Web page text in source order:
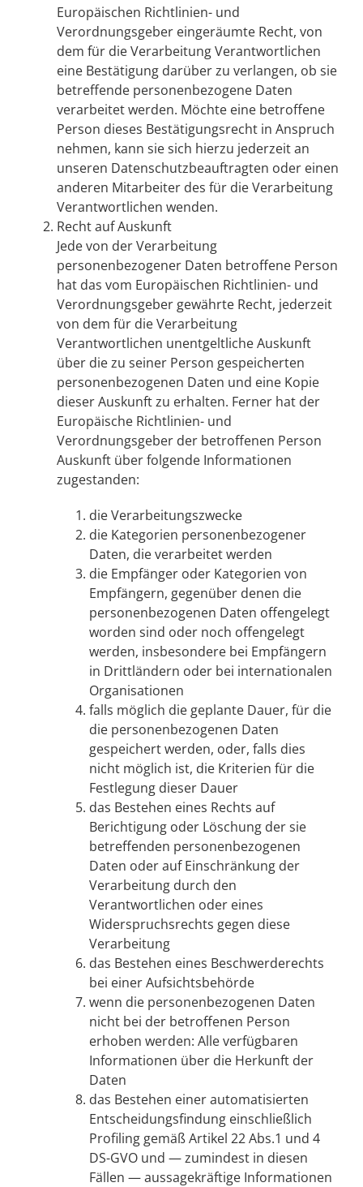
Europäischen Richtlinien- und
Verordnungsgeber eingeräumte Recht, von
dem für die Verarbeitung Verantwortlichen
eine Bestätigung darüber zu verlangen, ob sie
betreffende personenbezogene Daten
verarbeitet werden. Möchte eine betroffene
Person dieses Bestätigungsrecht in Anspruch
nehmen, kann sie sich hierzu jederzeit an
unseren Datenschutzbeauftragten oder einen
anderen Mitarbeiter des für die Verarbeitung
Verantwortlichen wenden.
Recht auf Auskunft
Jede von der Verarbeitung
personenbezogener Daten betroffene Person
hat das vom Europäischen Richtlinien- und
Verordnungsgeber gewährte Recht, jederzeit
von dem für die Verarbeitung
Verantwortlichen unentgeltliche Auskunft
über die zu seiner Person gespeicherten
personenbezogenen Daten und eine Kopie
dieser Auskunft zu erhalten. Ferner hat der
Europäische Richtlinien- und
Verordnungsgeber der betroffenen Person
Auskunft über folgende Informationen
zugestanden:
die Verarbeitungszwecke
die Kategorien personenbezogener
Daten, die verarbeitet werden
die Empfänger oder Kategorien von
Empfängern, gegenüber denen die
personenbezogenen Daten offengelegt
worden sind oder noch offengelegt
werden, insbesondere bei Empfängern
in Drittländern oder bei internationalen
Organisationen
falls möglich die geplante Dauer, für die
die personenbezogenen Daten
gespeichert werden, oder, falls dies
nicht möglich ist, die Kriterien für die
Festlegung dieser Dauer
das Bestehen eines Rechts auf
Berichtigung oder Löschung der sie
betreffenden personenbezogenen
Daten oder auf Einschränkung der
Verarbeitung durch den
Verantwortlichen oder eines
Widerspruchsrechts gegen diese
Verarbeitung
das Bestehen eines Beschwerderechts
bei einer Aufsichtsbehörde
wenn die personenbezogenen Daten
nicht bei der betroffenen Person
erhoben werden: Alle verfügbaren
Informationen über die Herkunft der
Daten
das Bestehen einer automatisierten
Entscheidungsfindung einschließlich
Profiling gemäß Artikel 22 Abs.1 und 4
DS-GVO und — zumindest in diesen
Fällen — aussagekräftige Informationen